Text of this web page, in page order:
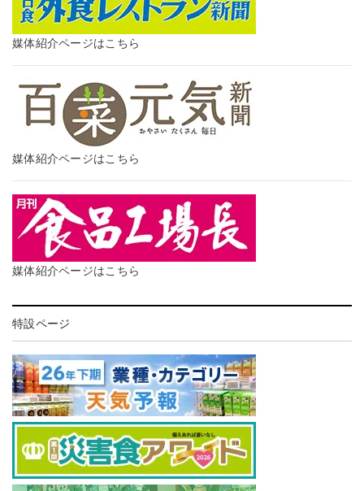
媒体紹介ページはこちら
媒体紹介ページはこちら
媒体紹介ページはこちら
特設ページ